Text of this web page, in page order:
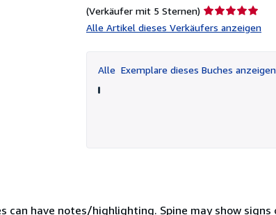
(Verkäufer mit 5 Sternen)
5
Sternen
Alle Artikel dieses Verkäufers anzeigen
Alle Exemplare dieses Buches anzeigen
can have notes/highlighting. Spine may show signs